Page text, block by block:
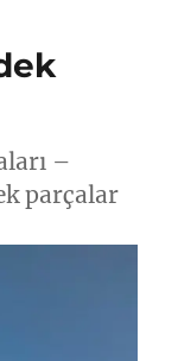
–
parçalar